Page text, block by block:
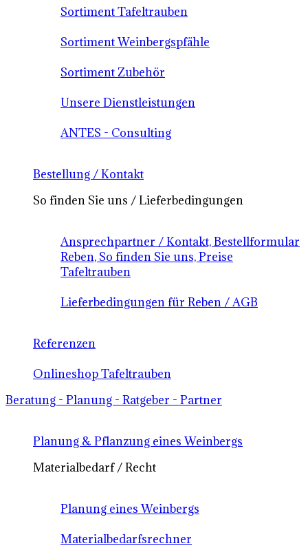
Sortiment Tafeltrauben
Sortiment Weinbergspfähle
Sortiment Zubehör
Unsere Dienstleistungen
ANTES - Consulting
Bestellung / Kontakt
So finden Sie uns / Lieferbedingungen
Ansprechpartner / Kontakt, Bestellformular
Reben, So finden Sie uns, Preise
Tafeltrauben
Lieferbedingungen für Reben / AGB
Referenzen
Onlineshop Tafeltrauben
Beratung - Planung - Ratgeber - Partner
Planung & Pflanzung eines Weinbergs
Materialbedarf / Recht
Planung eines Weinbergs
Materialbedarfsrechner